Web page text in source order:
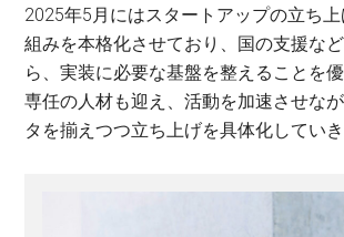
2025年5月にはスタートアップの立ち上
組みを本格化させており、国の支援な
ら、実装に必要な基盤を整えることを優
専任の人材も迎え、活動を加速させな
タを揃えつつ立ち上げを具体化していき